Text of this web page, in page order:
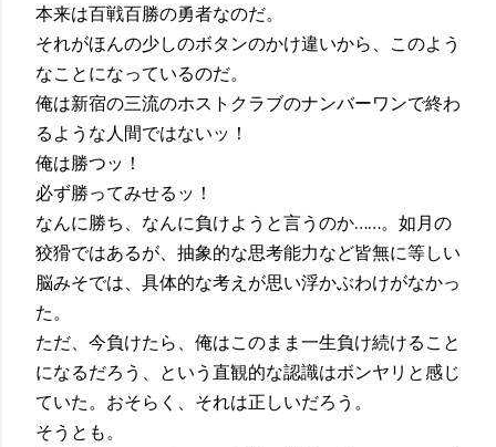
本来は百戦百勝の勇者なのだ。
それがほんの少しのボタンのかけ違いから、このよう
なことになっているのだ。
俺は新宿の三流のホストクラブのナンバーワンで終わ
るような人間ではないッ！
俺は勝つッ！
必ず勝ってみせるッ！
なんに勝ち、なんに負けようと言うのか……。如月の
狡猾ではあるが、抽象的な思考能力など皆無に等しい
脳みそでは、具体的な考えが思い浮かぶわけがなかっ
た。
ただ、今負けたら、俺はこのまま一生負け続けること
になるだろう、という直観的な認識はボンヤリと感じ
ていた。おそらく、それは正しいだろう。
そうとも。